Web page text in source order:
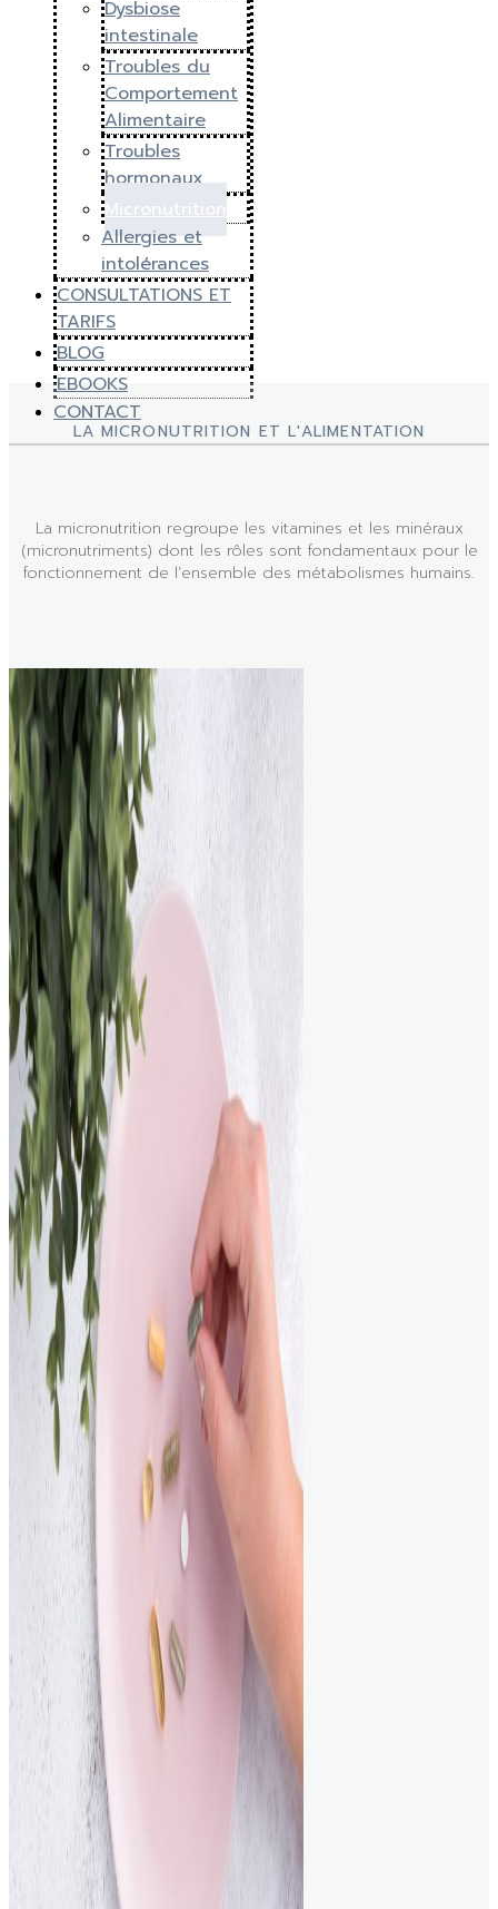
Dysbiose
intestinale
Troubles du
Comportement
Alimentaire
Troubles
hormonaux
Micronutrition
Allergies et
intolérances
CONSULTATIONS ET
TARIFS
BLOG
EBOOKS
CONTACT
LA MICRONUTRITION ET L'ALIMENTATION
La micronutrition regroupe les vitamines et les minéraux
(micronutriments) dont les rôles sont fondamentaux pour le
fonctionnement de l’ensemble des métabolismes humains.